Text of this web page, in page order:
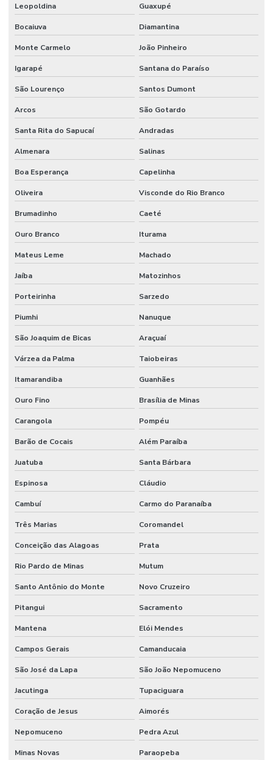
Leopoldina Guaxupé
Bocaiuva Diamantina
Monte Carmelo João Pinheiro
Igarapé Santana do Paraíso
São Lourenço Santos Dumont
Arcos São Gotardo
Santa Rita do Sapucaí Andradas
Almenara Salinas
Boa Esperança Capelinha
Oliveira Visconde do Rio Branco
Brumadinho Caeté
Ouro Branco Iturama
Mateus Leme Machado
Jaíba Matozinhos
Porteirinha Sarzedo
Piumhi Nanuque
São Joaquim de Bicas Araçuaí
Várzea da Palma Taiobeiras
Itamarandiba Guanhães
Ouro Fino Brasília de Minas
Carangola Pompéu
Barão de Cocais Além Paraíba
Juatuba Santa Bárbara
Espinosa Cláudio
Cambuí Carmo do Paranaíba
Três Marias Coromandel
Conceição das Alagoas Prata
Rio Pardo de Minas Mutum
Santo Antônio do Monte Novo Cruzeiro
Pitangui Sacramento
Mantena Elói Mendes
Campos Gerais Camanducaia
São José da Lapa São João Nepomuceno
Jacutinga Tupaciguara
Coração de Jesus Aimorés
Nepomuceno Pedra Azul
Minas Novas Paraopeba